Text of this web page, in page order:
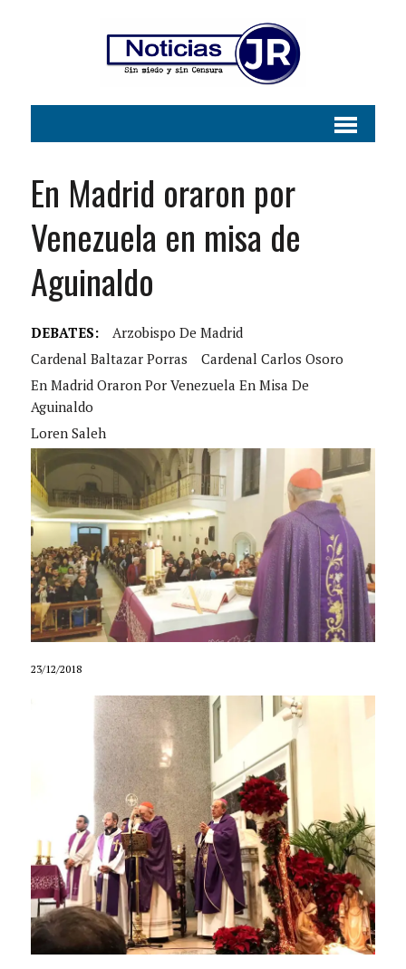
En Madrid oraron por
Venezuela en misa de
Aguinaldo
DEBATES:
Arzobispo De Madrid
Cardenal Baltazar Porras
Cardenal Carlos Osoro
En Madrid Oraron Por Venezuela En Misa De
Aguinaldo
Loren Saleh
23/12/2018